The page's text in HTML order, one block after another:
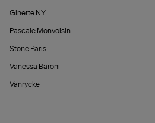
Ginette NY
Pascale Monvoisin
Stone Paris
Vanessa Baroni
Vanrycke